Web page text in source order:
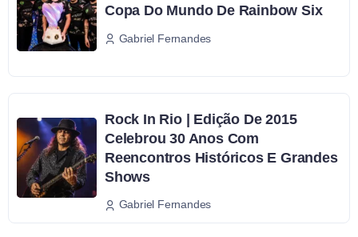
Copa Do Mundo De Rainbow Six
Gabriel Fernandes
Rock In Rio | Edição De 2015
Celebrou 30 Anos Com
Reencontros Históricos E Grandes
Shows
Gabriel Fernandes